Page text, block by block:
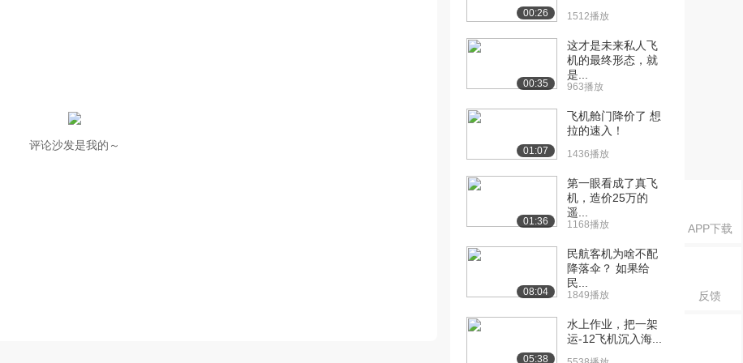
APP下载
反馈
评论沙发是我的～
00:26 1512播放
00:35
这才是未来私人飞
机的最终形态，就
是...
963播放
01:07
飞机舱门降价了 想
拉的速入！
1436播放
01:36
第一眼看成了真飞
机，造价25万的
遥...
1168播放
08:04
民航客机为啥不配
降落伞？ 如果给
民...
1849播放
05:38
水上作业，把一架
运-12飞机沉入海...